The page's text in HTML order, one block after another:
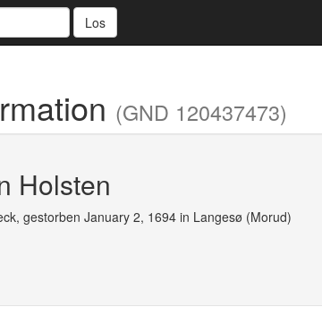
Los
(GND 120437473)
Holsten
gestorben January 2, 1694 in Langesø (Morud)